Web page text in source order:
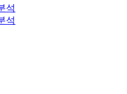
석
석